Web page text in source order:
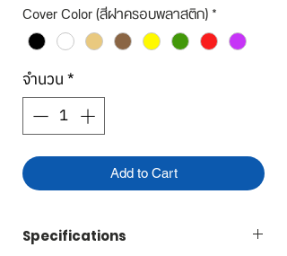
Cover Color (สีฝาครอบพลาสติก)*
จำนวน *
Add to Cart
Specifications